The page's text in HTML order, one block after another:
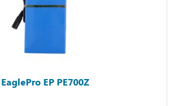
EaglePro EP PE700Z